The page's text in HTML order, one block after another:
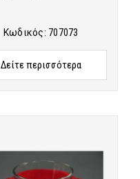
Κωδικός: 707073
Δείτε περισσότερα